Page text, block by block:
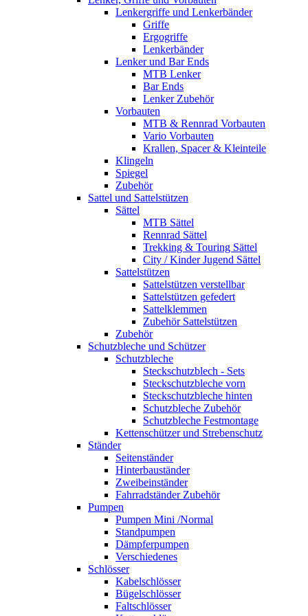
Lenkergriffe und Lenkerbänder
Griffe
Ergogriffe
Lenkerbänder
Lenker und Bar Ends
MTB Lenker
Bar Ends
Lenker Zubehör
Vorbauten
MTB & Rennrad Vorbauten
Vario Vorbauten
Krallen, Spacer & Kleinteile
Klingeln
Spiegel
Zubehör
Sattel und Sattelstützen
Sättel
MTB Sättel
Rennrad Sättel
Trekking & Touring Sättel
City / Kinder Jugend Sättel
Sattelstützen
Sattelstützen verstellbar
Sattelstützen gefedert
Sattelklemmen
Zubehör Sattelstützen
Zubehör
Schutzbleche und Schützer
Schutzbleche
Steckschutzblech - Sets
Steckschutzbleche vorn
Steckschutzbleche hinten
Schutzbleche Zubehör
Schutzbleche Festmontage
Kettenschützer und Strebenschutz
Ständer
Seitenständer
Hinterbauständer
Zweibeinständer
Fahrradständer Zubehör
Pumpen
Pumpen Mini /Normal
Standpumpen
Dämpferpumpen
Verschiedenes
Schlösser
Kabelschlösser
Bügelschlösser
Faltschlösser